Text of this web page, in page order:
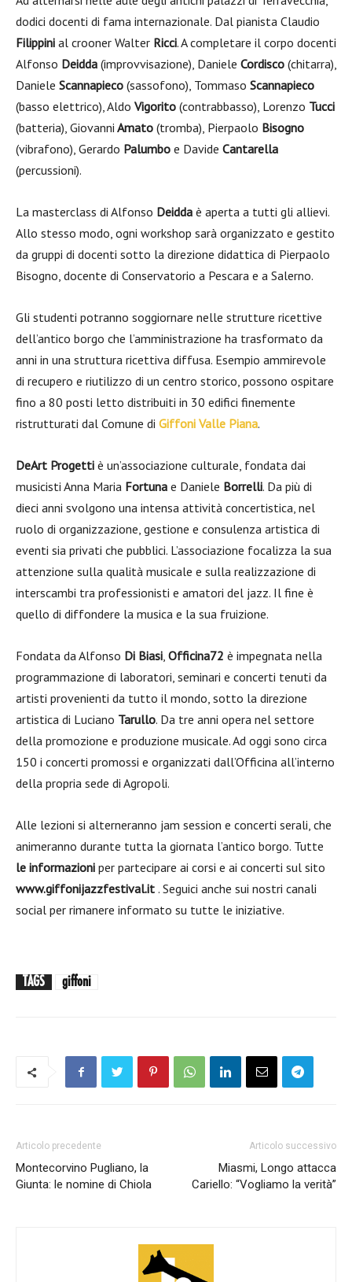
dodici docenti di fama internazionale. Dal pianista Claudio
Filippini al crooner Walter Ricci. A completare il corpo docenti
Alfonso Deidda (improvvisazione), Daniele Cordisco (chitarra),
Daniele Scannapieco (sassofono), Tommaso Scannapieco
(basso elettrico), Aldo Vigorito (contrabbasso), Lorenzo Tucci
(batteria), Giovanni Amato (tromba), Pierpaolo Bisogno
(vibrafono), Gerardo Palumbo e Davide Cantarella
(percussioni).
La masterclass di Alfonso Deidda è aperta a tutti gli allievi.
Allo stesso modo, ogni workshop sarà organizzato e gestito
da gruppi di docenti sotto la direzione didattica di Pierpaolo
Bisogno, docente di Conservatorio a Pescara e a Salerno.
Gli studenti potranno soggiornare nelle strutture ricettive
dell’antico borgo che l’amministrazione ha trasformato da
anni in una struttura ricettiva diffusa. Esempio ammirevole
di recupero e riutilizzo di un centro storico, possono ospitare
fino a 80 posti letto distribuiti in 30 edifici finemente
ristrutturati dal Comune di Giffoni Valle Piana.
DeArt Progetti è un’associazione culturale, fondata dai
musicisti Anna Maria Fortuna e Daniele Borrelli. Da più di
dieci anni svolgono una intensa attività concertistica, nel
ruolo di organizzazione, gestione e consulenza artistica di
eventi sia privati che pubblici. L’associazione focalizza la sua
attenzione sulla qualità musicale e sulla realizzazione di
interscambi tra professionisti e amatori del jazz. Il fine è
quello di diffondere la musica e la sua fruizione.
Fondata da Alfonso Di Biasi, Officina72 è impegnata nella
programmazione di laboratori, seminari e concerti tenuti da
artisti provenienti da tutto il mondo, sotto la direzione
artistica di Luciano Tarullo. Da tre anni opera nel settore
della promozione e produzione musicale. Ad oggi sono circa
150 i concerti promossi e organizzati dall’Officina all’interno
della propria sede di Agropoli.
Alle lezioni si alterneranno jam session e concerti serali, che
animeranno durante tutta la giornata l’antico borgo. Tutte
le informazioni per partecipare ai corsi e ai concerti sul sito
www.giffonijazzfestival.it . Seguici anche sui nostri canali
social per rimanere informato su tutte le iniziative.
TAGS giffoni
Articolo precedente
Montecorvino Pugliano, la
Giunta: le nomine di Chiola
Articolo successivo
Miasmi, Longo attacca
Cariello: “Vogliamo la verità”